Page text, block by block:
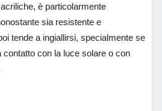
è particolarmente
sia resistente e
tende a ingiallirsi, specialmente se
contatto con la luce solare o con